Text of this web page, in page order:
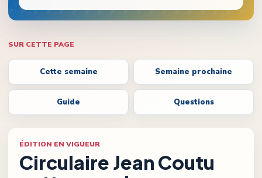
SUR CETTE PAGE
Cette semaine Semaine prochaine
Guide Questions
ÉDITION EN VIGUEUR
Circulaire Jean Coutu